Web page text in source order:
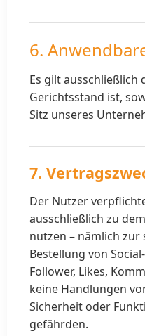
6.
Es gilt ausschließlich
Gerichtsstand ist,
Sitz unseres
7.
Der Nutzer
ausschließlich zu
nutzen – nämlich
Bestellung von
Follower, Likes,
keine Handlungen
Sicherheit oder
gefährden.